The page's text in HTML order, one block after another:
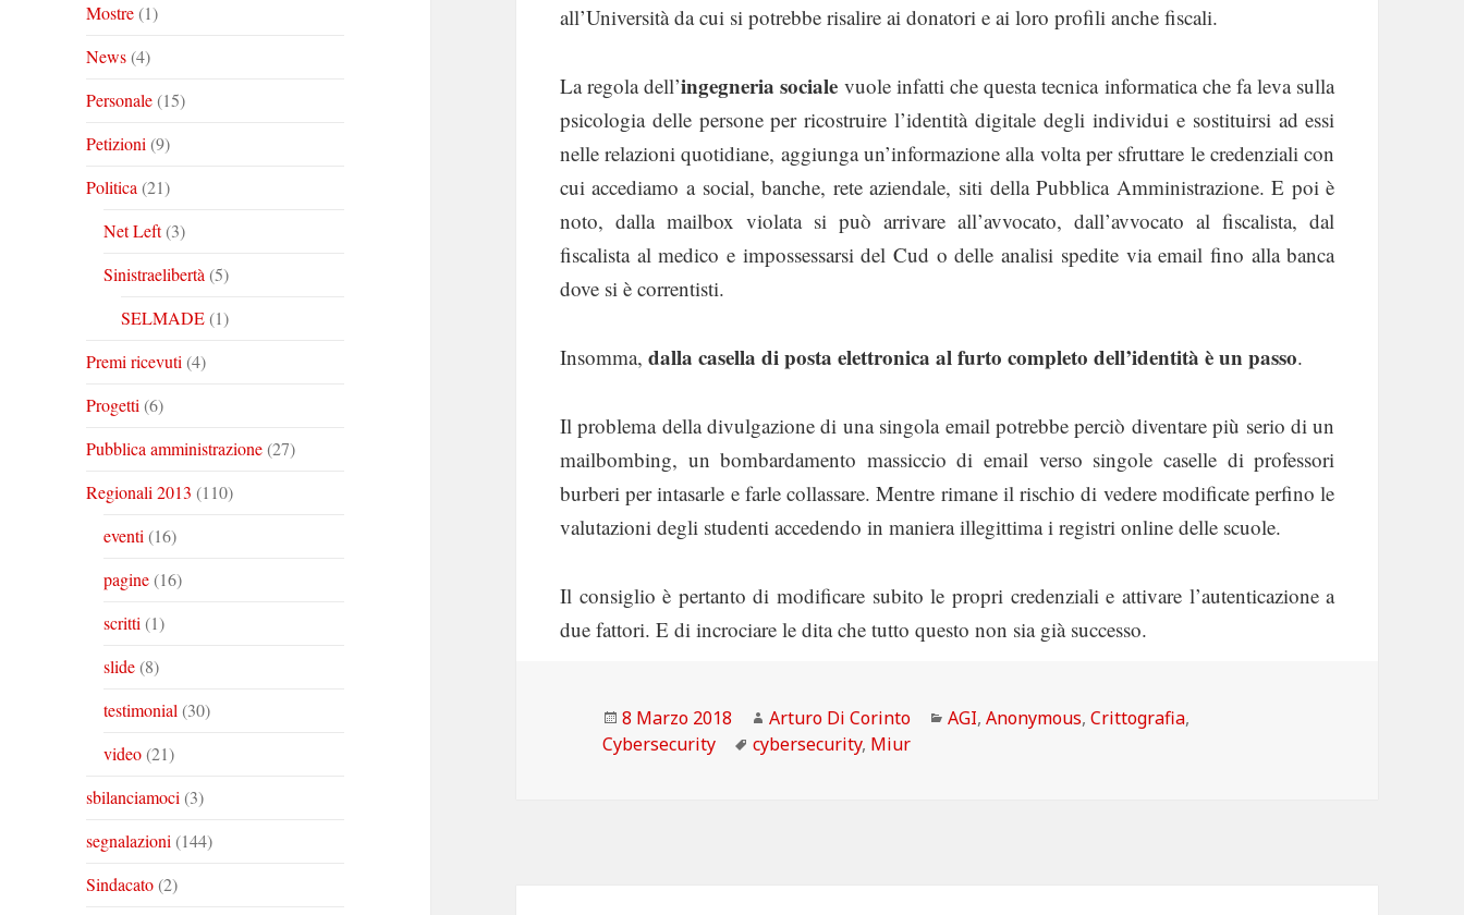
Mostre(1)
News(4)
Personale(15)
Petizioni (9)
Politica (21)
Net Left(3)
Sinistraelibertà (5)
SELMADE(1)
Premi ricevuti (4)
Progetti (6)
Pubblica amministrazione(27)
Regionali 2013 (110)
eventi (16)
pagine(16)
scritti (1)
slide(8)
testimonial (30)
video(21)
sbilanciamoci (3)
segnalazioni (144)
Sindacato(2)
all’Università da cui si potrebbe risalire ai donatori e ai loro profili anche fiscali.
La regola dell’ingegneria sociale vuole infatti che questa tecnica informatica che fa leva sulla
psicologia delle persone per ricostruire l’identità digitale degli individui e sostituirsi ad essi
nelle relazioni quotidiane, aggiunga un’informazione alla volta per sfruttare le credenziali con
cui accediamo a social, banche, rete aziendale, siti della Pubblica Amministrazione. E poi è
noto, dalla mailbox violata si può arrivare all’avvocato, dall’avvocato al fiscalista, dal
fiscalista al medico e impossessarsi del Cud o delle analisi spedite via email fino alla banca
dove si è correntisti.
Insomma, dalla casella di posta elettronica al furto completo dell’identità è un passo.
Il problema della divulgazione di una singola email potrebbe perciò diventare più serio di un
mailbombing, un bombardamento massiccio di email verso singole caselle di professori
burberi per intasarle e farle collassare. Mentre rimane il rischio di vedere modificate perfino le
valutazioni degli studenti accedendo in maniera illegittima i registri online delle scuole.
Il consiglio è pertanto di modificare subito le propri credenziali e attivare l’autenticazione a
due fattori. E di incrociare le dita che tutto questo non sia già successo.
Scritto
il
8 Marzo 2018 Autore
Arturo Di Corinto Categorie
AGI,Anonymous,Crittografia,
Cybersecurity
Tag
cybersecurity, Miur